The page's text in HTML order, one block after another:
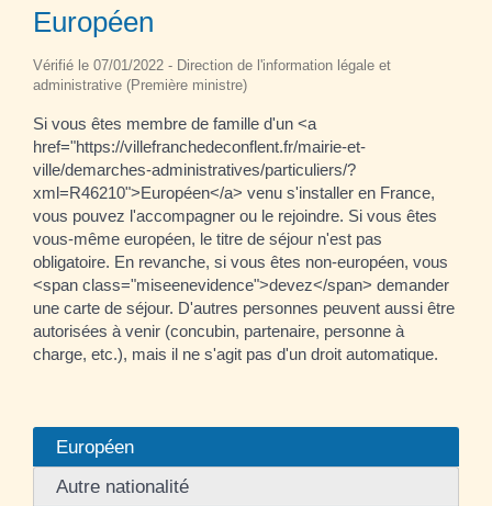
Européen
Vérifié le 07/01/2022 - Direction de l'information légale et
administrative (Première ministre)
Si vous êtes membre de famille d'un <a
href="https://villefranchedeconflent.fr/mairie-et-
ville/demarches-administratives/particuliers/?
xml=R46210">Européen</a> venu s'installer en France,
vous pouvez l'accompagner ou le rejoindre. Si vous êtes
vous-même européen, le titre de séjour n'est pas
obligatoire. En revanche, si vous êtes non-européen, vous
<span class="miseenevidence">devez</span> demander
une carte de séjour. D'autres personnes peuvent aussi être
autorisées à venir (concubin, partenaire, personne à
charge, etc.), mais il ne s'agit pas d'un droit automatique.
Européen
Autre nationalité